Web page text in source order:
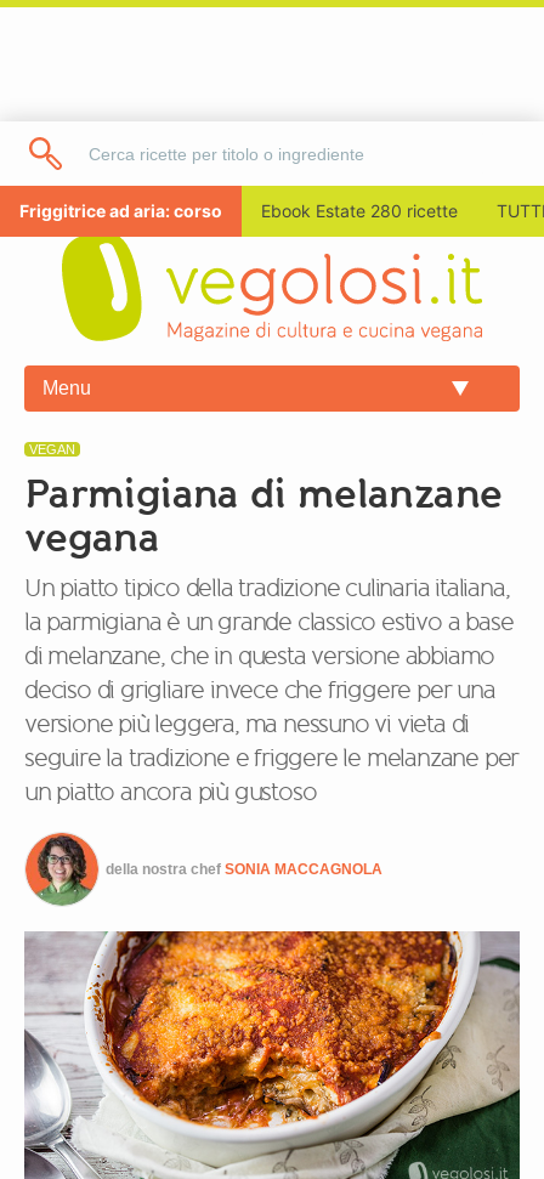
Friggitrice ad aria: corso Ebook Estate 280 ricette
Menu
VEGAN
Parmigiana di melanzane
vegana
Un piatto tipico della tradizione culinaria italiana,
la parmigiana è un grande classico estivo a base
di melanzane, che in questa versione abbiamo
deciso di grigliare invece che friggere per una
versione più leggera, ma nessuno vi vieta di
seguire la tradizione e friggere le melanzane per
un piatto ancora più gustoso
della nostra chef SONIA MACCAGNOLA